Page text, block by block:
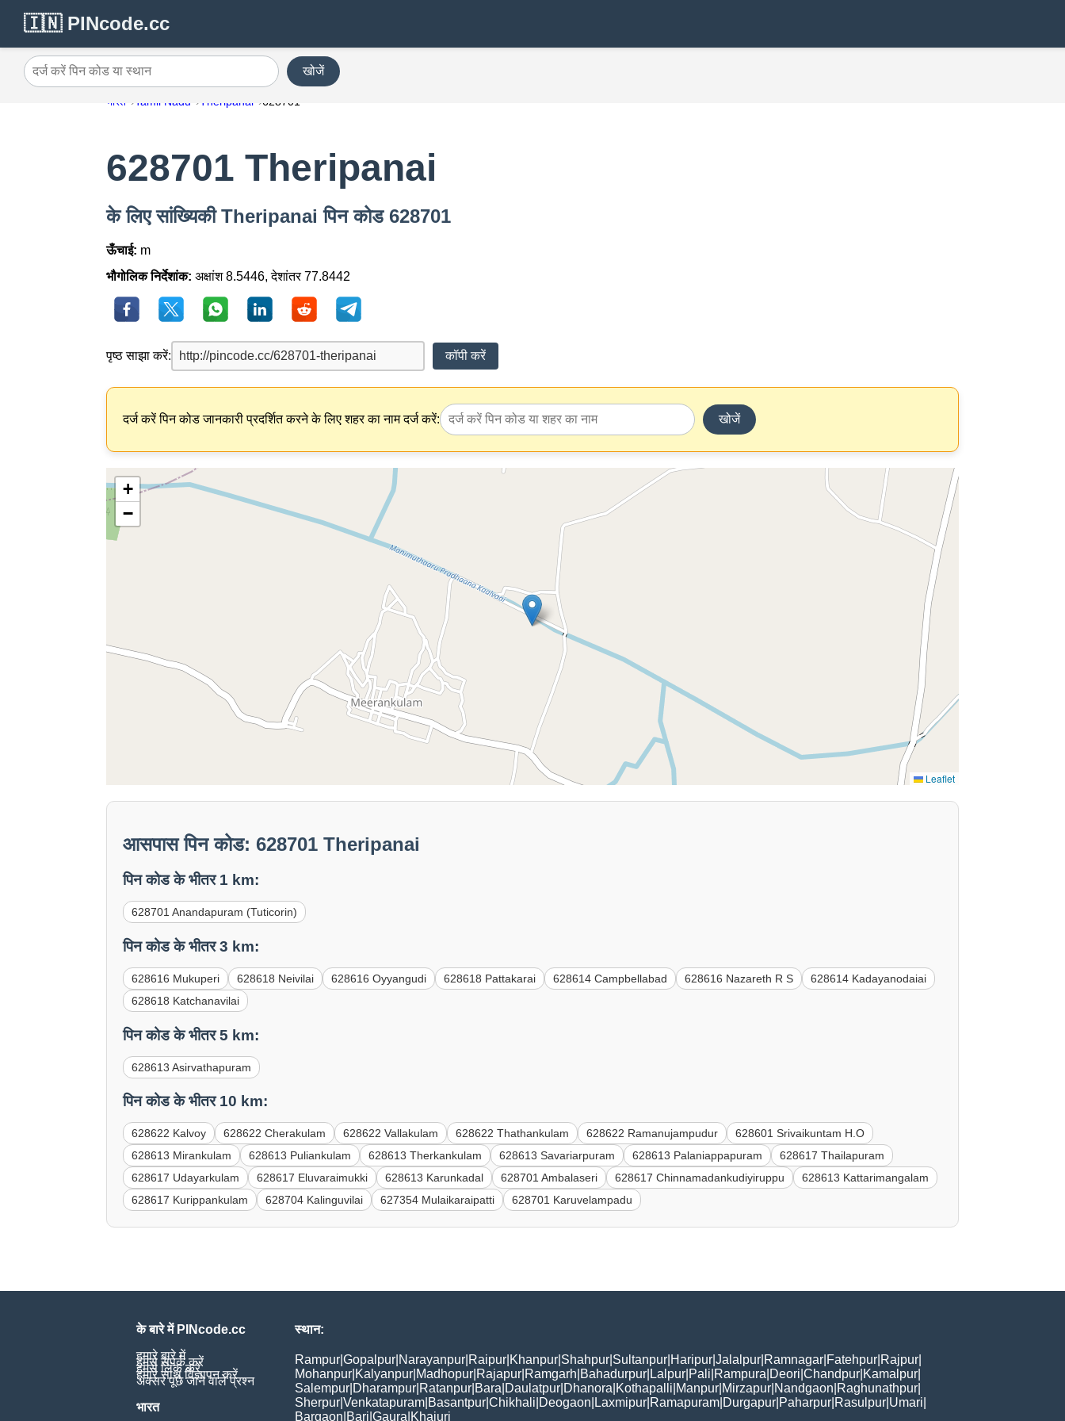
🇮🇳 PINcode.cc
दर्ज करें पिन कोड या स्थान खोजें
भारत Tamil Nadu Theripanai 628701
628701 Theripanai
के लिए सांख्यिकी Theripanai पिन कोड 628701
ऊँचाई: m
भौगोलिक निर्देशांक: अक्षांश 8.5446, देशांतर 77.8442
पृष्ठ साझा करें: कॉपी करें
दर्ज करें पिन कोड जानकारी प्रदर्शित करने के लिए शहर का नाम दर्ज करें: खोजें
+
−
Leaflet
आसपास पिन कोड: 628701 Theripanai
पिन कोड के भीतर 1 km:
628701 Anandapuram (Tuticorin)
पिन कोड के भीतर 3 km:
628616 Mukuperi 628618 Neivilai 628616 Oyyangudi 628618 Pattakarai 628614 Campbellabad 628616 Nazareth R S
628614 Kadayanodaiai
628618 Katchanavilai
पिन कोड के भीतर 5 km:
628613 Asirvathapuram
पिन कोड के भीतर 10 km:
628622 Kalvoy 628622 Cherakulam 628622 Vallakulam 628622 Thathankulam 628622 Ramanujampudur
628601 Srivaikuntam H.O
628613 Mirankulam
628613 Puliankulam 628613 Therkankulam 628613 Savariarpuram 628613 Palaniappapuram
628617 Thailapuram
628617 Udayarkulam
628617 Eluvaraimukki 628613 Karunkadal 628701 Ambalaseri 628617 Chinnamadankudiyiruppu
628613 Kattarimangalam
628617 Kurippankulam
628704 Kalinguvilai 627354 Mulaikaraipatti 628701 Karuvelampadu
के बारे में PINcode.cc
हमारे बारे में
हमसे संपर्क करें
हमसे लिंक करें
हमारे साथ विज्ञापन करें
अक्सर पूछे जाने वाले प्रश्न
भारत
स्थान:
Rampur Gopalpur Narayanpur Raipur Khanpur Shahpur Sultanpur Haripur Jalalpur Ramnagar Fatehpur Rajpur
Mohanpur Kalyanpur Madhopur Rajapur Ramgarh Bahadurpur Lalpur Pali Rampura Deori Chandpur Kamalpur
Salempur Dharampur Ratanpur Bara Daulatpur Dhanora Kothapalli Manpur Mirzapur Nandgaon Raghunathpur
Sherpur Venkatapuram Basantpur Chikhali Deogaon Laxmipur Ramapuram Durgapur Paharpur Rasulpur Umari
Bargaon Bari Gaura Khajuri